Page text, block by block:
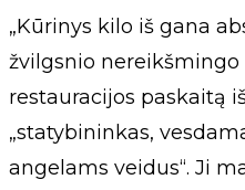
„Kūrinys kilo iš gana
žvilgsnio nereikšmingo
restauracijos paskaitą
„statybininkas,
angelams veidus“. Ji